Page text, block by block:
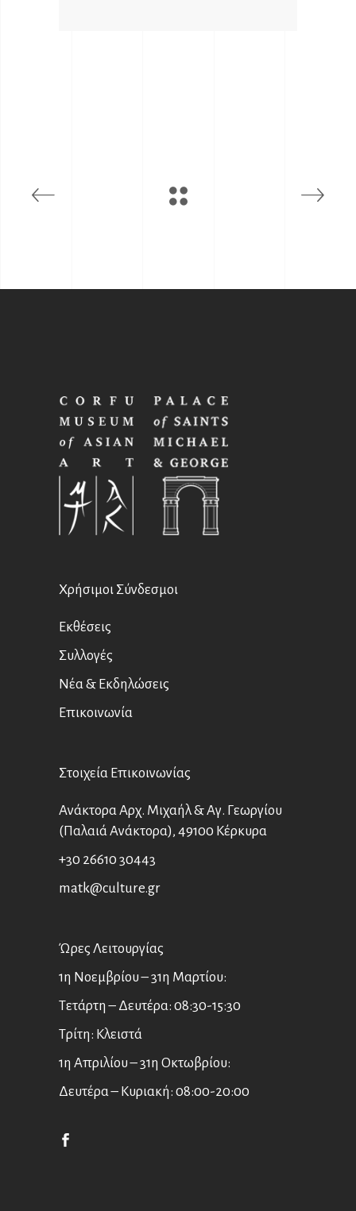
Χρήσιμοι Σύνδεσμοι
Εκθέσεις
Συλλογές
Νέα & Εκδηλώσεις
Επικοινωνία
Στοιχεία Επικοινωνίας
Ανάκτορα Αρχ. Μιχαήλ & Αγ. Γεωργίου
(Παλαιά Ανάκτορα), 49100 Κέρκυρα
+30 26610 30443
matk@culture.gr
Ώρες Λειτουργίας
1η Νοεμβρίου – 31η Μαρτίου:
Τετάρτη – Δευτέρα: 08:30-15:30
Τρίτη: Κλειστά
1η Απριλίου – 31η Οκτωβρίου:
Δευτέρα – Κυριακή: 08:00-20:00